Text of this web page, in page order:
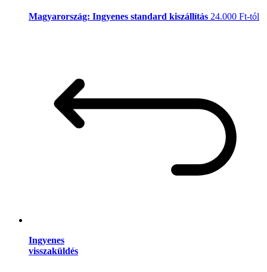
Magyarország: Ingyenes standard kiszállítás 24.000 Ft-tól
Ingyenes
visszaküldés